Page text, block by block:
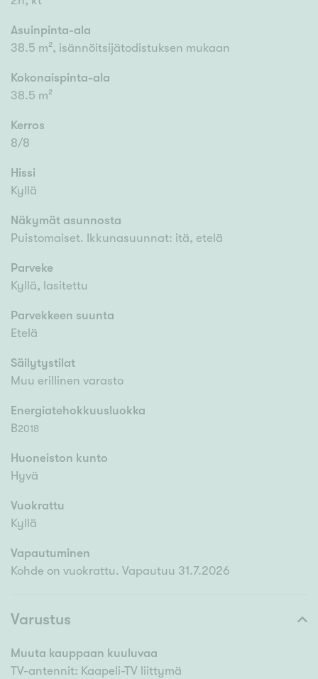
Asuinpinta-ala
38.5 m², isännöitsijätodistuksen mukaan
Kokonaispinta-ala
38.5 m²
Kerros
8/8
Hissi
Kyllä
Näkymät asunnosta
Puistomaiset. Ikkunasuunnat: itä, etelä
Parveke
Kyllä, lasitettu
Parvekkeen suunta
Etelä
Säilytystilat
Muu erillinen varasto
Energiatehokkuusluokka
B2018
Huoneiston kunto
Hyvä
Vuokrattu
Kyllä
Vapautuminen
Kohde on vuokrattu. Vapautuu 31.7.2026
Varustus
Muuta kauppaan kuuluvaa
TV-antennit: Kaapeli-TV liittymä